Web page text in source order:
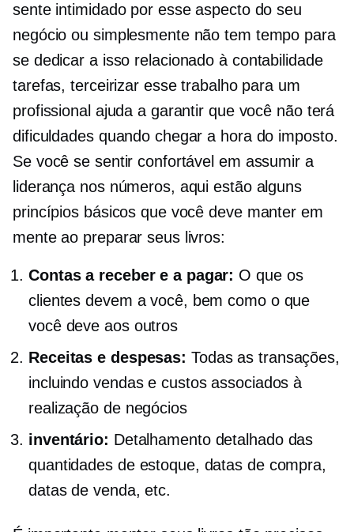
sente intimidado por esse aspecto do seu
negócio ou simplesmente não tem tempo para
se dedicar a isso relacionado à contabilidade
tarefas, terceirizar esse trabalho para um
profissional ajuda a garantir que você não terá
dificuldades quando chegar a hora do imposto.
Se você se sentir confortável em assumir a
liderança nos números, aqui estão alguns
princípios básicos que você deve manter em
mente ao preparar seus livros:
Contas a receber e a pagar: O que os
clientes devem a você, bem como o que
você deve aos outros
Receitas e despesas: Todas as transações,
incluindo vendas e custos associados à
realização de negócios
inventário: Detalhamento detalhado das
quantidades de estoque, datas de compra,
datas de venda, etc.